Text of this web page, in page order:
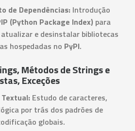
de Dependências: Introdução
(Python Package Index) para
e desinstalar bibliotecas
hospedadas no PyPI.
Métodos de Strings e
Exceções
Estudo de caracteres,
por trás dos padrões de
globais.